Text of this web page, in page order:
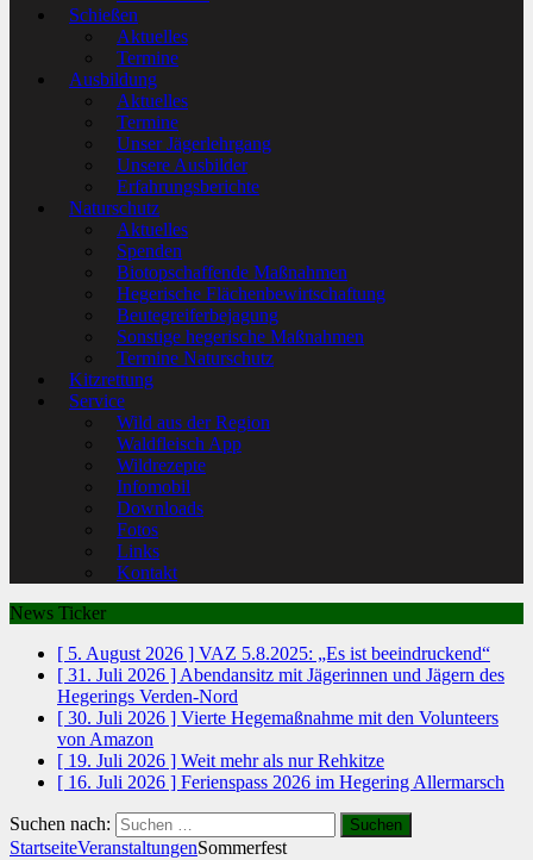
Schießen
Aktuelles
Termine
Ausbildung
Aktuelles
Termine
Unser Jägerlehrgang
Unsere Ausbilder
Erfahrungsberichte
Naturschutz
Aktuelles
Spenden
Biotopschaffende Maßnahmen
Hegerische Flächenbewirtschaftung
Beutegreiferbejagung
Sonstige hegerische Maßnahmen
Termine Naturschutz
Kitzrettung
Service
Wild aus der Region
Waldfleisch App
Wildrezepte
Infomobil
Downloads
Fotos
Links
Kontakt
News Ticker
[ 5. August 2026 ] VAZ 5.8.2025: „Es ist beeindruckend“
[ 31. Juli 2026 ] Abendansitz mit Jägerinnen und Jägern des
Hegerings Verden-Nord
[ 30. Juli 2026 ] Vierte Hegemaßnahme mit den Volunteers
von Amazon
[ 19. Juli 2026 ] Weit mehr als nur Rehkitze
[ 16. Juli 2026 ] Ferienspass 2026 im Hegering Allermarsch
Suchen nach:
StartseiteVeranstaltungenSommerfest